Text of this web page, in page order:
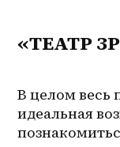
«ТЕАТР
В целом весь
идеальная